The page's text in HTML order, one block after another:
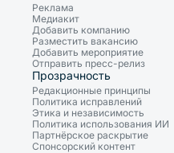
Реклама
Медиакит
Добавить компанию
Разместить вакансию
Добавить мероприятие
Отправить пресс-релиз
Прозрачность
Редакционные принципы
Политика исправлений
Этика и независимость
Политика использования ИИ
Партнёрское раскрытие
Спонсорский контент